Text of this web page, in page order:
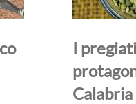
I
Calabria